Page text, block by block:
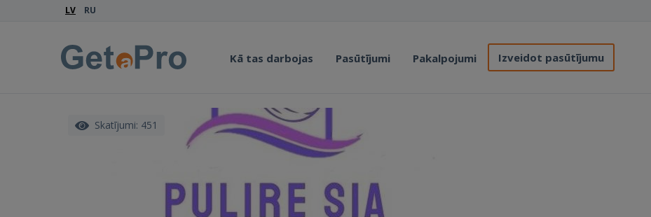
LV RU
Kā tas darbojas Pasūtījumi Pakalpojumi Izveidot pasūtījumu
Skatījumi: 451